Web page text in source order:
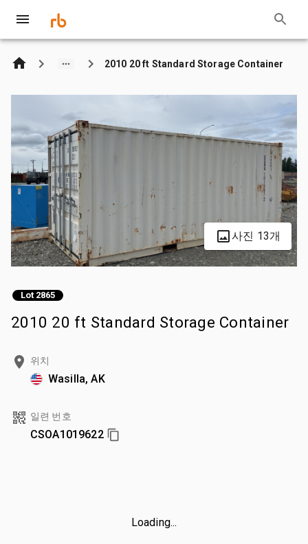
2010 20 ft Standard Storage Container
사진 13개
Lot 2865
2010 20 ft Standard Storage Container
위치
Wasilla, AK
일련 번호
CSOA1019622
Loading...